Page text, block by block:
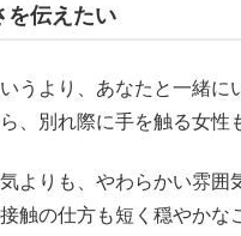
を伝えたい
うより、あなたと一緒に
、別れ際に手を触る女性
よりも、やわらかい雰囲
触の仕方も短く穏やかな